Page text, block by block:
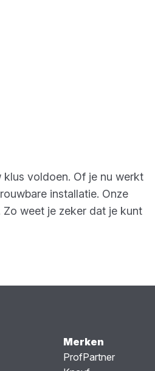
voldoen. Of je nu werkt
installatie. Onze
weet je zeker dat je kunt
Merken
ProfPartner